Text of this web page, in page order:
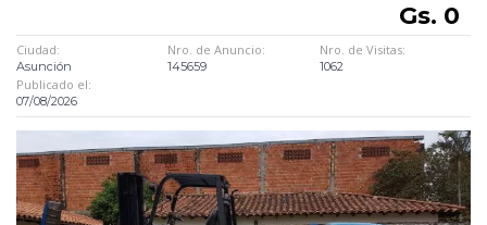
Gs. 0
Ciudad:
Asunción
Nro. de Anuncio:
145659
Nro. de Visitas:
1062
Publicado el:
07/08/2026